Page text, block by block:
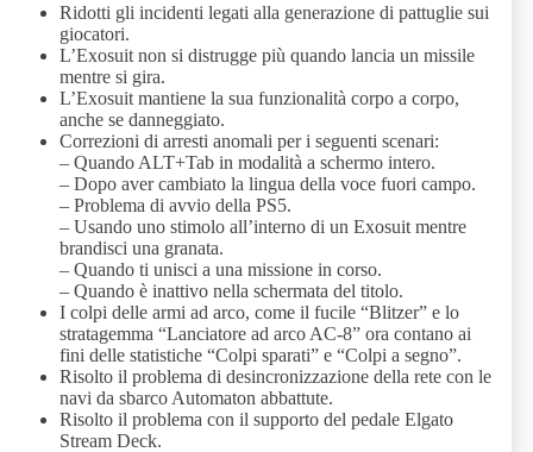
Ridotti gli incidenti legati alla generazione di pattuglie sui
giocatori.
L’Exosuit non si distrugge più quando lancia un missile
mentre si gira.
L’Exosuit mantiene la sua funzionalità corpo a corpo,
anche se danneggiato.
Correzioni di arresti anomali per i seguenti scenari:
– Quando ALT+Tab in modalità a schermo intero.
– Dopo aver cambiato la lingua della voce fuori campo.
– Problema di avvio della PS5.
– Usando uno stimolo all’interno di un Exosuit mentre
brandisci una granata.
– Quando ti unisci a una missione in corso.
– Quando è inattivo nella schermata del titolo.
I colpi delle armi ad arco, come il fucile “Blitzer” e lo
stratagemma “Lanciatore ad arco AC-8” ora contano ai
fini delle statistiche “Colpi sparati” e “Colpi a segno”.
Risolto il problema di desincronizzazione della rete con le
navi da sbarco Automaton abbattute.
Risolto il problema con il supporto del pedale Elgato
Stream Deck.